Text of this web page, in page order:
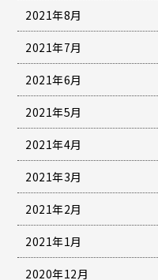
2021年8月
2021年7月
2021年6月
2021年5月
2021年4月
2021年3月
2021年2月
2021年1月
2020年12月